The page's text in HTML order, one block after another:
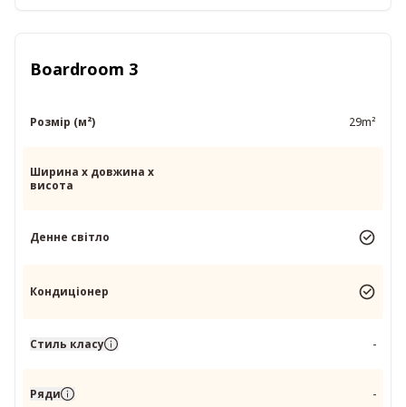
Boardroom 3
Розмір (м²) 29m²
Ширина x довжина x
висота
Денне світло
Кондиціонер
Стиль класу -
Ряди -